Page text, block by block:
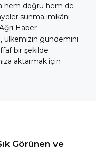
hem doğru hem de
sunma imkânı
Haber
ülkemizin gündemini
bir şekilde
aktarmak için
Görünen ve